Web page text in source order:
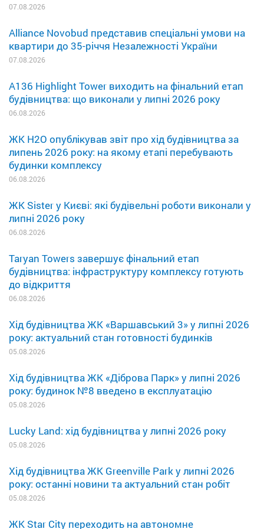
07.08.2026
Alliance Novobud представив спеціальні умови на
квартири до 35-річчя Незалежності України
07.08.2026
A136 Highlight Tower виходить на фінальний етап
будівництва: що виконали у липні 2026 року
06.08.2026
ЖК H2O опублікував звіт про хід будівництва за
липень 2026 року: на якому етапі перебувають
будинки комплексу
06.08.2026
ЖК Sister у Києві: які будівельні роботи виконали у
липні 2026 року
06.08.2026
Taryan Towers завершує фінальний етап
будівництва: інфраструктуру комплексу готують
до відкриття
06.08.2026
Хід будівництва ЖК «Варшавський 3» у липні 2026
року: актуальний стан готовності будинків
05.08.2026
Хід будівництва ЖК «Діброва Парк» у липні 2026
року: будинок №8 введено в експлуатацію
05.08.2026
Lucky Land: хід будівництва у липні 2026 року
05.08.2026
Хід будівництва ЖК Greenville Park у липні 2026
року: останні новини та актуальний стан робіт
05.08.2026
ЖК Star City переходить на автономне